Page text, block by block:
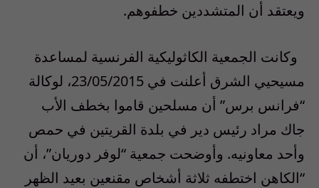
ويعتقد أن المتشددين خطفوهم.
وكانت الجمعية الكاثوليكية الفرنسية لمساعدة
مسيحيي الشرق أعلنت في 23/05/2015، لوكالة
“فرانس برس” أن مسلحين قاموا بخطف الأب
جاك مراد رئيس دير في بلدة القريتين في حمص
وأحد معاونيه. وأوضحت جمعية “لوفر دوريان”، أن
“الكاهن اختطفه ثلاثة أشخاص مقنعين بعيد الظهر